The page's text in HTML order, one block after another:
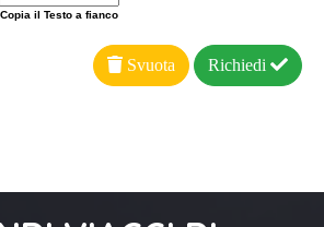
Copia il Testo a fianco
Svuota Richiedi